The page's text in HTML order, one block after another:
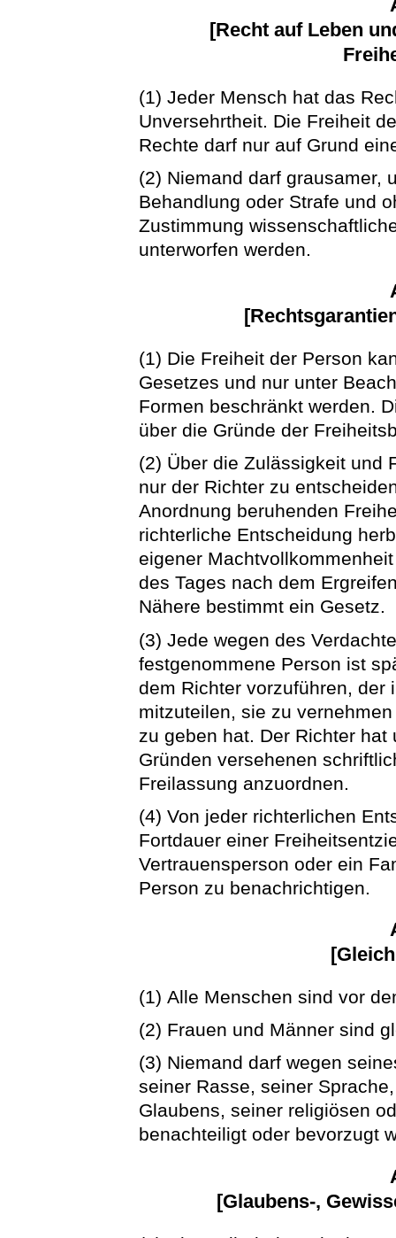
[Recht auf Leben
(1) Jeder Mensch hat das
Unversehrtheit. Die Freiheit
Rechte darf nur auf Grund
(2) Niemand darf grausamer,
Behandlung oder Strafe und
Zustimmung
unterworfen werden.
(1) Die Freiheit der Person
Gesetzes und nur unter
Formen beschränkt werden.
über die Gründe der
(2) Über die Zulässigkeit und
nur der Richter zu
Anordnung beruhenden
richterliche Entscheidung
eigener
des Tages nach dem
Nähere bestimmt ein Gesetz.
(3) Jede wegen des
festgenommene Person ist
dem Richter vorzuführen, der
mitzuteilen, sie zu
zu geben hat. Der Richter
Gründen versehenen
Freilassung anzuordnen.
(4) Von jeder richterlichen
Fortdauer einer
Vertrauensperson oder ein
Person zu benachrichtigen.
(1) Alle Menschen sind vor
(2) Frauen und Männer sind
(3) Niemand darf wegen
seiner Rasse, seiner
Glaubens, seiner religiösen
benachteiligt oder bevorzugt
[Glaubens-,